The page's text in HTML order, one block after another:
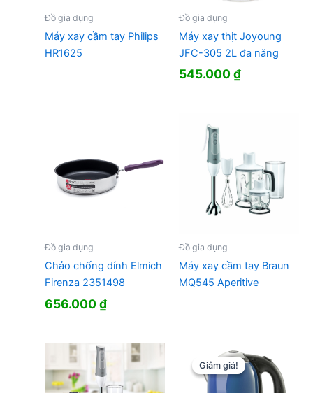
Đồ gia dụng
Máy xay cầm tay Philips
HR1625
Đồ gia dụng
Máy xay thịt Joyoung
JFC-305 2L đa năng
545.000₫
Đồ gia dụng
Chảo chống dính Elmich
Firenza 2351498
656.000₫
Đồ gia dụng
Máy xay cầm tay Braun
MQ545 Aperitive
Giảm giá!
Giảm giá!